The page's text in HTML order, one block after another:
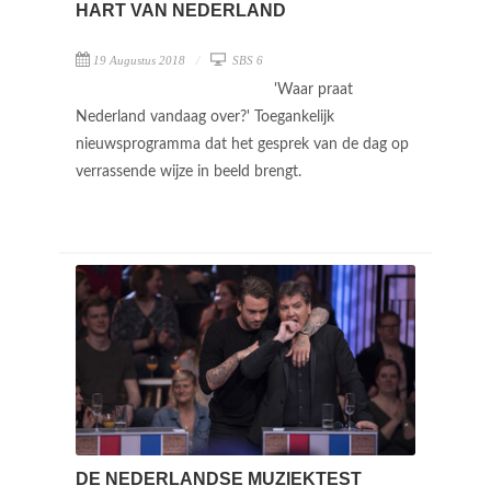
HART VAN NEDERLAND
19 Augustus 2018 SBS 6
'Waar praat
Nederland vandaag over?' Toegankelijk
nieuwsprogramma dat het gesprek van de dag op
verrassende wijze in beeld brengt.
DE NEDERLANDSE MUZIEKTEST